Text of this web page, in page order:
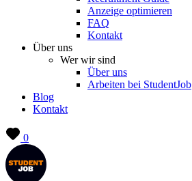
Anzeige optimieren
FAQ
Kontakt
Über uns
Wer wir sind
Über uns
Arbeiten bei StudentJob
Blog
Kontakt
0